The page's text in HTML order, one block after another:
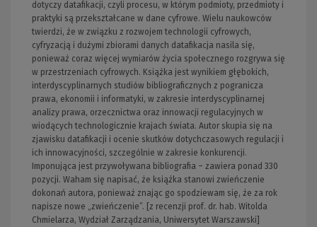
dotyczy datafikacji, czyli procesu, w którym podmioty, przedmioty i
praktyki są przekształcane w dane cyfrowe. Wielu naukowców
twierdzi, że w związku z rozwojem technologii cyfrowych,
cyfryzacją i dużymi zbiorami danych datafikacja nasila się,
ponieważ coraz więcej wymiarów życia społecznego rozgrywa się
w przestrzeniach cyfrowych. Książka jest wynikiem głębokich,
interdyscyplinarnych studiów bibliograficznych z pogranicza
prawa, ekonomii i informatyki, w zakresie interdyscyplinarnej
analizy prawa, orzecznictwa oraz innowacji regulacyjnych w
wiodących technologicznie krajach świata. Autor skupia się na
zjawisku datafikacji i ocenie skutków dotychczasowych regulacji i
ich innowacyjności, szczególnie w zakresie konkurencji.
Imponująca jest przywoływana bibliografia – zawiera ponad 330
pozycji. Waham się napisać, że książka stanowi zwieńczenie
dokonań autora, ponieważ znając go spodziewam się, że za rok
napisze nowe „zwieńczenie”. [z recenzji prof. dr. hab. Witolda
Chmielarza, Wydział Zarządzania, Uniwersytet Warszawski]